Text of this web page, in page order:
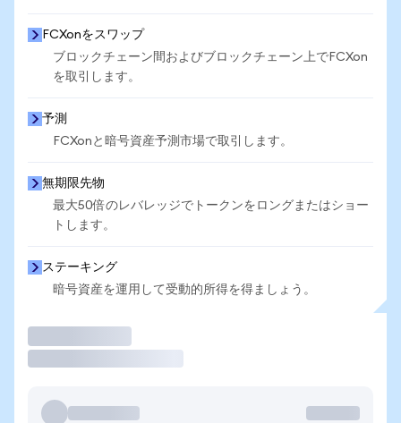
FCXonをスワップ
ブロックチェーン間およびブロックチェーン上でFCXon
を取引します。
予測
FCXonと暗号資産予測市場で取引します。
無期限先物
最大50倍のレバレッジでトークンをロングまたはショー
トします。
ステーキング
暗号資産を運用して受動的所得を得ましょう。